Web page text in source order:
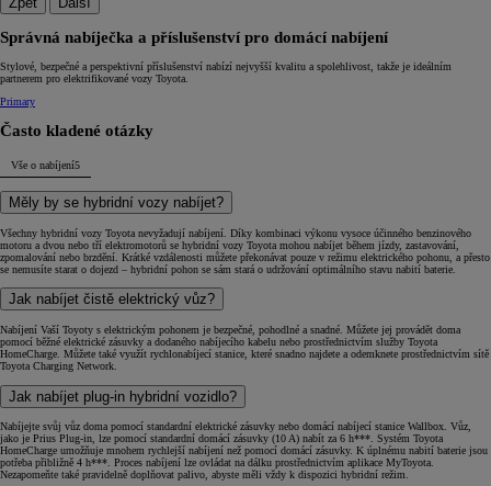
Správná nabíječka a příslušenství pro domácí nabíjení
Stylové, bezpečné a perspektivní příslušenství nabízí nejvyšší kvalitu a spolehlivost, takže je ideálním
partnerem pro elektrifikované vozy Toyota.
Primary
Často kladené otázky
Vše o nabíjení5
Měly by se hybridní vozy nabíjet?
Všechny hybridní vozy Toyota nevyžadují nabíjení. Díky kombinaci výkonu vysoce účinného benzinového
motoru a dvou nebo tří elektromotorů se hybridní vozy Toyota mohou nabíjet během jízdy, zastavování,
zpomalování nebo brzdění. Krátké vzdálenosti můžete překonávat pouze v režimu elektrického pohonu, a přesto
se nemusíte starat o dojezd – hybridní pohon se sám stará o udržování optimálního stavu nabití baterie.
Jak nabíjet čistě elektrický vůz?
Nabíjení Vaší Toyoty s elektrickým pohonem je bezpečné, pohodlné a snadné. Můžete jej provádět doma
pomocí běžné elektrické zásuvky a dodaného nabíjecího kabelu nebo prostřednictvím služby Toyota
HomeCharge. Můžete také využít rychlonabíjecí stanice, které snadno najdete a odemknete prostřednictvím sítě
Toyota Charging Network.
Jak nabíjet plug-in hybridní vozidlo?
Nabíjejte svůj vůz doma pomocí standardní elektrické zásuvky nebo domácí nabíjecí stanice Wallbox. Vůz,
jako je Prius Plug-in, lze pomocí standardní domácí zásuvky (10 A) nabít za 6 h***. Systém Toyota
HomeCharge umožňuje mnohem rychlejší nabíjení než pomocí domácí zásuvky. K úplnému nabití baterie jsou
potřeba přibližně 4 h***. Proces nabíjení lze ovládat na dálku prostřednictvím aplikace MyToyota.
Nezapomeňte také pravidelně doplňovat palivo, abyste měli vždy k dispozici hybridní režim.